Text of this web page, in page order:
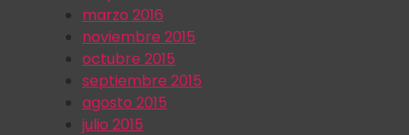
marzo 2016
noviembre 2015
octubre 2015
septiembre 2015
agosto 2015
julio 2015